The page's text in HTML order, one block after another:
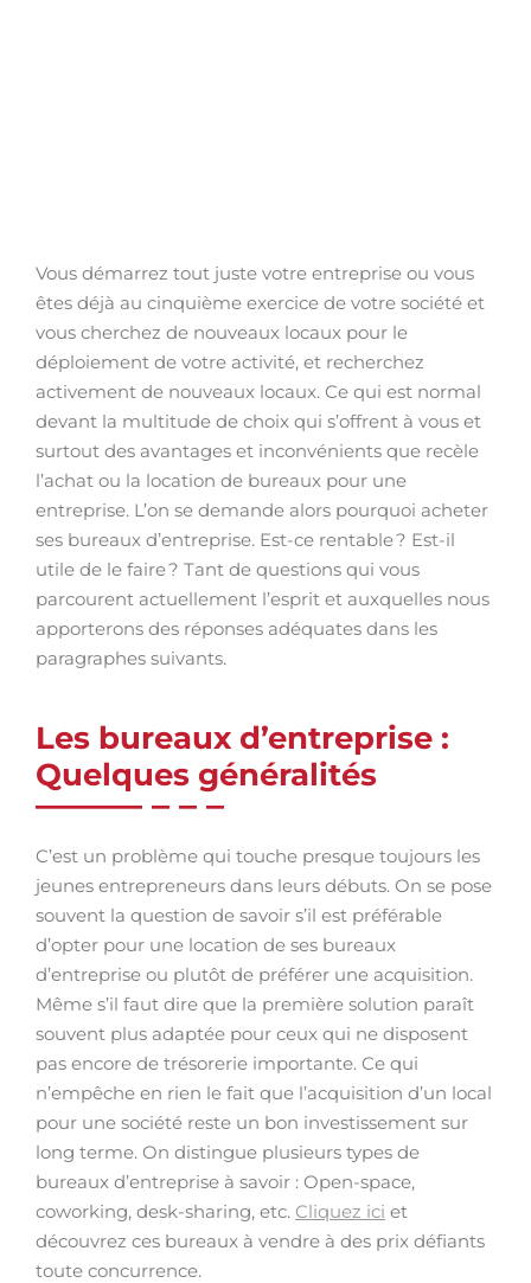
Vous démarrez tout juste votre entreprise ou vous
êtes déjà au cinquième exercice de votre société et
vous cherchez de nouveaux locaux pour le
déploiement de votre activité, et recherchez
activement de nouveaux locaux. Ce qui est normal
devant la multitude de choix qui s’offrent à vous et
surtout des avantages et inconvénients que recèle
l’achat ou la location de bureaux pour une
entreprise. L’on se demande alors pourquoi acheter
ses bureaux d’entreprise. Est-ce rentable ? Est-il
utile de le faire ? Tant de questions qui vous
parcourent actuellement l’esprit et auxquelles nous
apporterons des réponses adéquates dans les
paragraphes suivants.
Les bureaux d’entreprise :
Quelques généralités
C’est un problème qui touche presque toujours les
jeunes entrepreneurs dans leurs débuts. On se pose
souvent la question de savoir s’il est préférable
d’opter pour une location de ses bureaux
d’entreprise ou plutôt de préférer une acquisition.
Même s’il faut dire que la première solution paraît
souvent plus adaptée pour ceux qui ne disposent
pas encore de trésorerie importante. Ce qui
n’empêche en rien le fait que l’acquisition d’un local
pour une société reste un bon investissement sur
long terme. On distingue plusieurs types de
bureaux d’entreprise à savoir : Open-space,
coworking, desk-sharing, etc. Cliquez ici et
découvrez ces bureaux à vendre à des prix défiants
toute concurrence.